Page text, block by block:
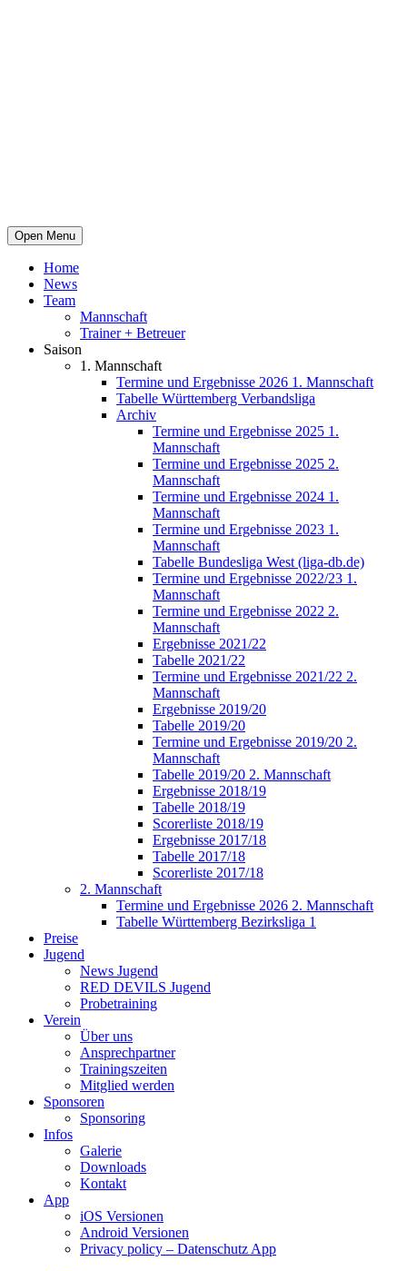
Open Menu
Home
News
Team
Mannschaft
Trainer + Betreuer
Saison
1. Mannschaft
Termine und Ergebnisse 2026 1. Mannschaft
Tabelle Württemberg Verbandsliga
Archiv
Termine und Ergebnisse 2025 1.
Mannschaft
Termine und Ergebnisse 2025 2.
Mannschaft
Termine und Ergebnisse 2024 1.
Mannschaft
Termine und Ergebnisse 2023 1.
Mannschaft
Tabelle Bundesliga West (liga-db.de)
Termine und Ergebnisse 2022/23 1.
Mannschaft
Termine und Ergebnisse 2022 2.
Mannschaft
Ergebnisse 2021/22
Tabelle 2021/22
Termine und Ergebnisse 2021/22 2.
Mannschaft
Ergebnisse 2019/20
Tabelle 2019/20
Termine und Ergebnisse 2019/20 2.
Mannschaft
Tabelle 2019/20 2. Mannschaft
Ergebnisse 2018/19
Tabelle 2018/19
Scorerliste 2018/19
Ergebnisse 2017/18
Tabelle 2017/18
Scorerliste 2017/18
2. Mannschaft
Termine und Ergebnisse 2026 2. Mannschaft
Tabelle Württemberg Bezirksliga 1
Preise
Jugend
News Jugend
RED DEVILS Jugend
Probetraining
Verein
Über uns
Ansprechpartner
Trainingszeiten
Mitglied werden
Sponsoren
Sponsoring
Infos
Galerie
Downloads
Kontakt
App
iOS Versionen
Android Versionen
Privacy policy – Datenschutz App